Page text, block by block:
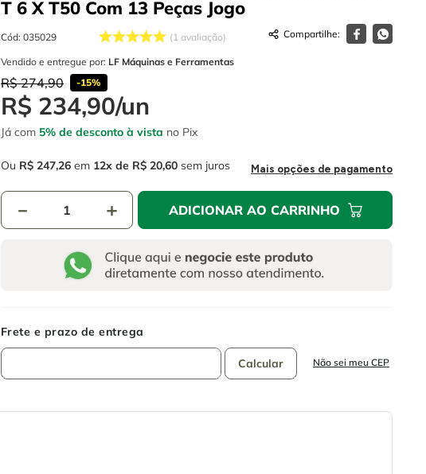
T 6 X T50 Com 13 Peças Jogo
Cód: 035029 1 avaliação
Vendido e entregue por: LF Máquinas e Ferramentas
R$ 274,90 -15%
R$ 234,90/un
Já com 5% de desconto à vista no Pix
Ou R$ 247,26 em 12 R$ 20,60 sem juros Mais opções de pagamento
＋
－ ADICIONAR AO CARRINHO
Não sei meu CEP